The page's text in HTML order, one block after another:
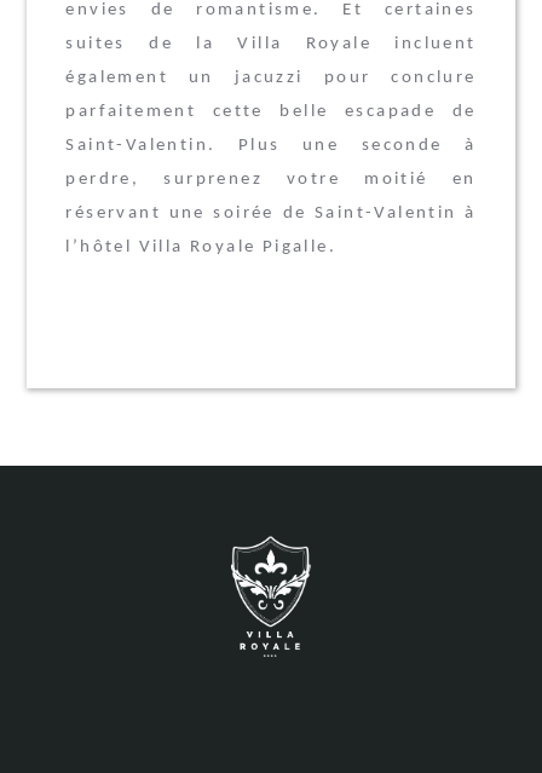
envies de romantisme. Et certaines
suites de la Villa Royale incluent
également un jacuzzi pour conclure
parfaitement cette belle escapade de
Saint-Valentin. Plus une seconde à
perdre, surprenez votre moitié en
réservant une soirée de Saint-Valentin à
l’hôtel Villa Royale Pigalle .